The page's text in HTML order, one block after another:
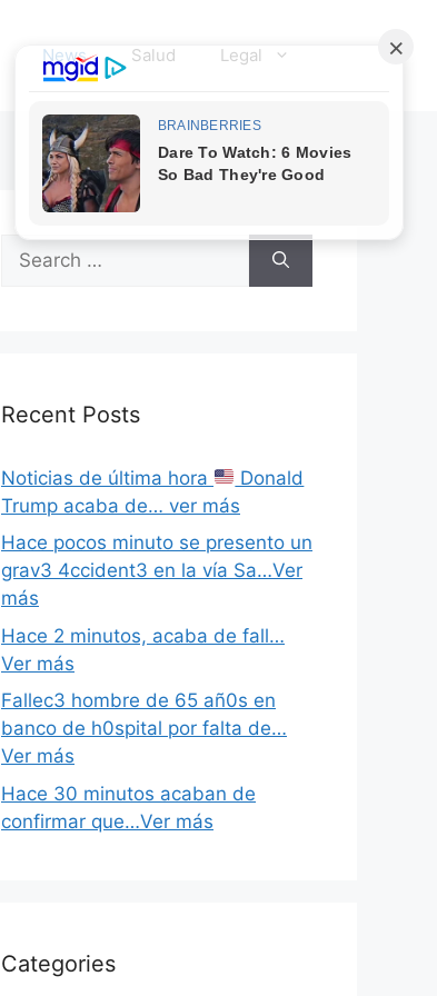
News Salud Legal
Search
for:
Recent Posts
Noticias de última hora
Donald
Trump acaba de… ver más
Hace pocos minuto se presento un
grav3 4ccident3 en la vía Sa…Ver
más
Hace 2 minutos, acaba de fall…
Ver más
Fallec3 hombre de 65 añ0s en
banco de h0spital por falta de…
Ver más
Hace 30 minutos acaban de
confirmar que…Ver más
Categories